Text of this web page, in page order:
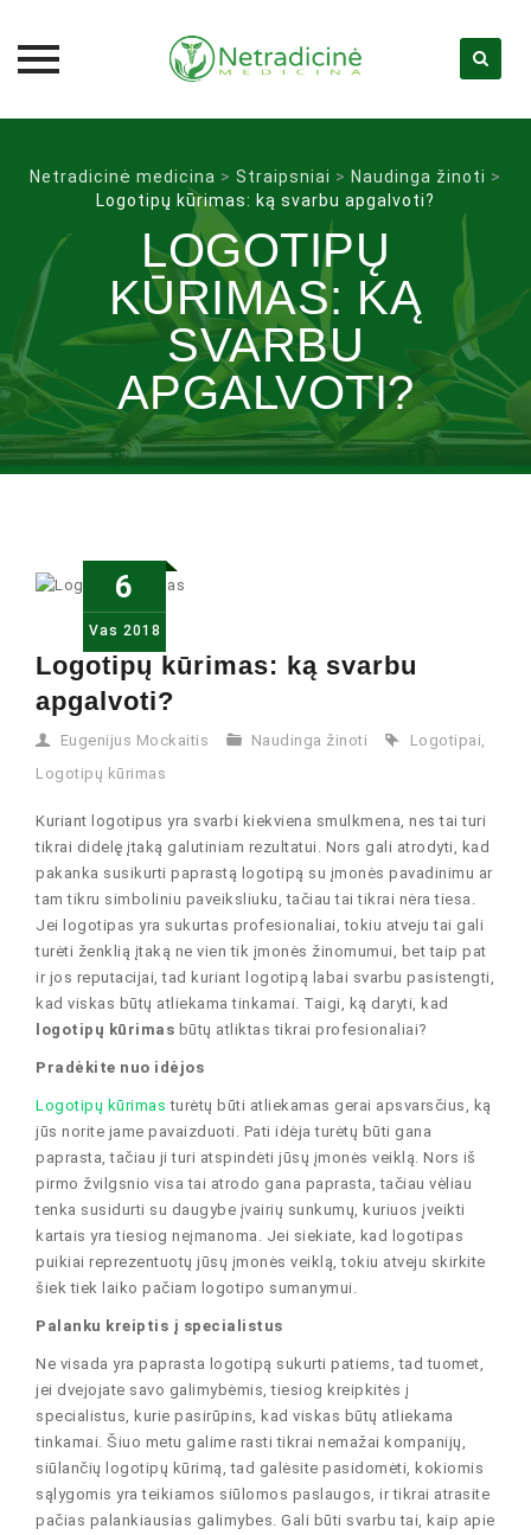
content
Netradicinė medicina > Straipsniai > Naudinga žinoti >
Logotipų kūrimas: ką svarbu apgalvoti?
LOGOTIPŲ
KŪRIMAS: KĄ
SVARBU
APGALVOTI?
6
Vas 2018
Logotipų kūrimas: ką svarbu
apgalvoti?
Eugenijus Mockaitis Naudinga žinoti Logotipai
Logotipų kūrimas
Kuriant logotipus yra svarbi kiekviena smulkmena, nes tai turi
tikrai didelę įtaką galutiniam rezultatui. Nors gali atrodyti, kad
pakanka susikurti paprastą logotipą su įmonės pavadinimu ar
tam tikru simboliniu paveiksliuku, tačiau tai tikrai nėra tiesa.
Jei logotipas yra sukurtas profesionaliai, tokiu atveju tai gali
turėti ženklią įtaką ne vien tik įmonės žinomumui, bet taip pat
ir jos reputacijai, tad kuriant logotipą labai svarbu pasistengti,
kad viskas būtų atliekama tinkamai. Taigi, ką daryti, kad
logotipų kūrimas būtų atliktas tikrai profesionaliai?
Pradėkite nuo idėjos
Logotipų kūrimas turėtų būti atliekamas gerai apsvarsčius, ką
jūs norite jame pavaizduoti. Pati idėja turėtų būti gana
paprasta, tačiau ji turi atspindėti jūsų įmonės veiklą. Nors iš
pirmo žvilgsnio visa tai atrodo gana paprasta, tačiau vėliau
tenka susidurti su daugybe įvairių sunkumų, kuriuos įveikti
kartais yra tiesiog neįmanoma. Jei siekiate, kad logotipas
puikiai reprezentuotų jūsų įmonės veiklą, tokiu atveju skirkite
šiek tiek laiko pačiam logotipo sumanymui.
Palanku kreiptis į specialistus
Ne visada yra paprasta logotipą sukurti patiems, tad tuomet,
jei dvejojate savo galimybėmis, tiesiog kreipkitės į
specialistus, kurie pasirūpins, kad viskas būtų atliekama
tinkamai. Šiuo metu galime rasti tikrai nemažai kompanijų,
siūlančių logotipų kūrimą, tad galėsite pasidomėti, kokiomis
sąlygomis yra teikiamos siūlomos paslaugos, ir tikrai atrasite
pačias palankiausias galimybes. Gali būti svarbu tai, kaip apie